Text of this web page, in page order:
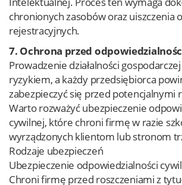
chronionych zasobów oraz uiszczenia
rejestracyjnych.
7. Ochrona przed
Prowadzenie działalności
ryzykiem, a każdy przedsiębiorca
zabezpieczyć się przed potencjalnymi
Warto rozważyć ubezpieczenie
cywilnej, które chroni firmę w razie
wyrządzonych klientom lub stronom
Rodzaje ubezpieczeń
Ubezpieczenie odpowiedzialności
Chroni firmę przed roszczeniami z